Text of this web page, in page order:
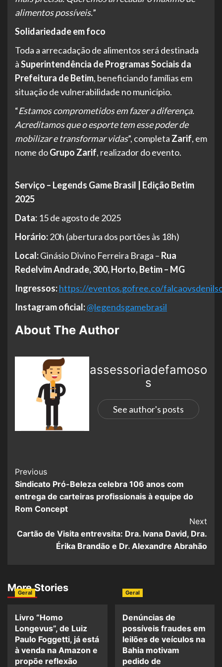
alimentos possíveis.”
Solidariedade em foco
Toda a arrecadação de alimentos será destinada
àSuperintendência de Programas Sociais da
Prefeitura de Betim, beneficiando famílias em
situação de vulnerabilidade no município.
“Estamos comprometidos em fazer a diferença.
Acreditamos que o esporte tem esse poder de
mobilizar e transformar vidas”, completa Zarif, em
nome doGrupo Zarif, realizador do evento.
Serviço – Legends Game Brasil | Edição Betim
2025
Data: 15 de agosto de 2025
Horário:20h (abertura dos portões às 18h)
Local:Ginásio Divino Ferreira Braga – Rua
Redelvim Andrade, 300, Horto, Betim – MG
Ingressos:https://eventos.gofree.co/
Instagram oficial:@legendsgamebrasil
About The Author
assessoriadefamoso
s
See author's posts
Previous
Sindicato Pró-Beleza celebra 106 anos com
entrega de carteiras profissionais à equipe do
Rom Concept
Next
Cartão de Visita entrevsita: Dra. Ivana David, Dra.
Érika Brandão e Dr. Alexandre Abrahão
More Stories
Geral
Livro “Homo
Longevus”, de Luiz
Paulo Foggetti, já está
à venda na Amazon e
propõe reflexão
Geral
Denúncias de
possíveis fraudes em
leilões de veículos na
Bahia motivam
pedido de